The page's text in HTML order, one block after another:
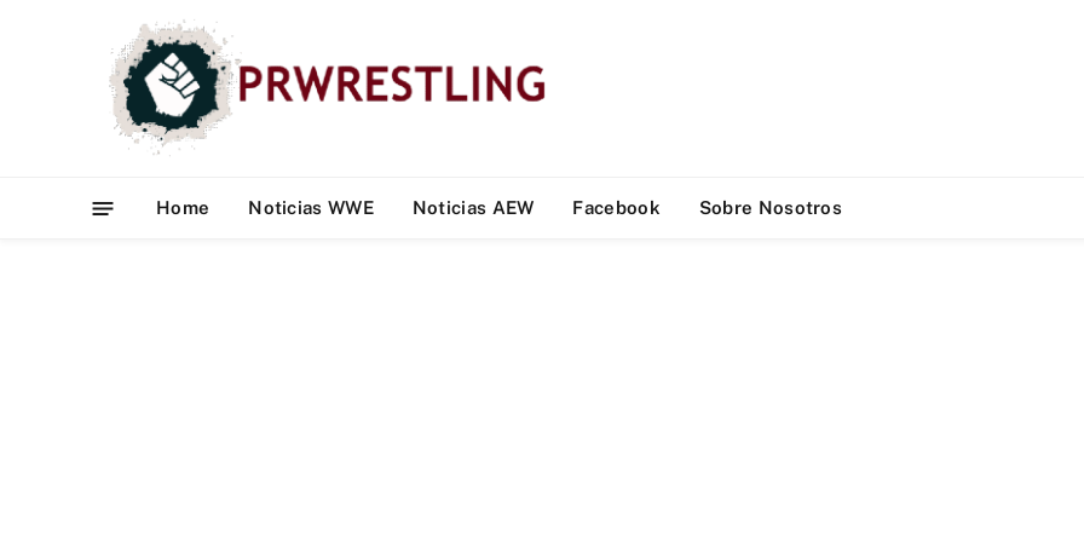
Home Noticias WWE Noticias AEW Facebook Sobre Nosotros